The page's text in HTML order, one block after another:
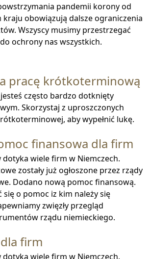
pandemii korony od
kraju obowiązują dalsze ograniczenia
Wszyscy musimy przestrzegać
do ochrony nas wszystkich.
pracę krótkoterminową
często bardzo dotknięty
Skorzystaj z uproszczonych
aby wypełnić lukę.
finansowa dla firm
wiele firm w Niemczech.
zostały już ogłoszone przez rządy
Dodano nową pomoc finansową.
się o pomoc iz kim należy się
zwięzły przegląd
rządu niemieckiego.
firm
wiele firm w Niemczech.